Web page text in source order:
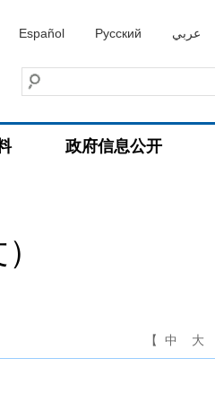
Español Русский عربي
政府信息公开
【 中 大